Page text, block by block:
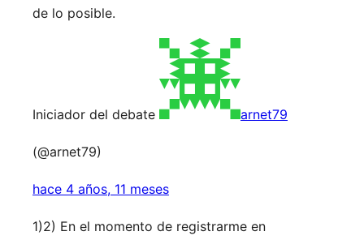
de lo posible.
Iniciador del debate arnet79
(@arnet79)
hace 4 años, 11 meses
1)2) En el momento de registrarme en